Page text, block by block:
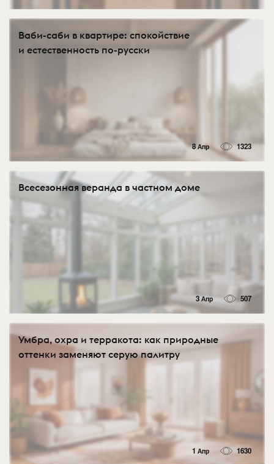
Ваби-саби в квартире: спокойствие
и естественность по-русски
8 Апр 1323
Всесезонная веранда в частном доме
3 Апр 507
Умбра, охра и терракота: как природные
оттенки заменяют серую палитру
1 Апр 1630